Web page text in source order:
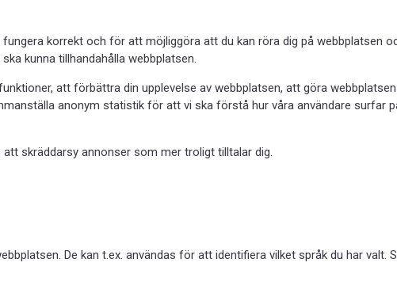
korrekt och för att möjliggöra att du kan röra dig på webbplatsen
kunna tillhandahålla webbplatsen.
att förbättra din upplevelse av webbplatsen, att göra
anonym statistik för att vi ska förstå hur våra användare surfar
skräddarsy annonser som mer troligt tilltalar dig.
De kan t.ex. användas för att identifiera vilket språk du har valt.